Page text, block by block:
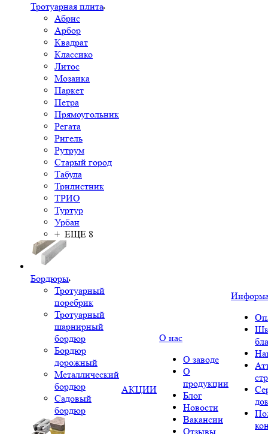
Тротуарная плита
Абрис
Арбор
Квадрат
Классико
Литос
Мозаика
Паркет
Петра
Прямоугольник
Регата
Ригель
Рутрум
Старый город
Табула
Трилистник
ТРИО
Туртур
Урбан
+ ЕЩЕ 8
Бордюры
Тротуарный
поребрик
Тротуарный
шарнирный
бордюр
Бордюр
дорожный
Металлический
бордюр
Садовый
бордюр
АКЦИИ
О нас
О заводе
О
продукции
Блог
Новости
Вакансии
Отзывы